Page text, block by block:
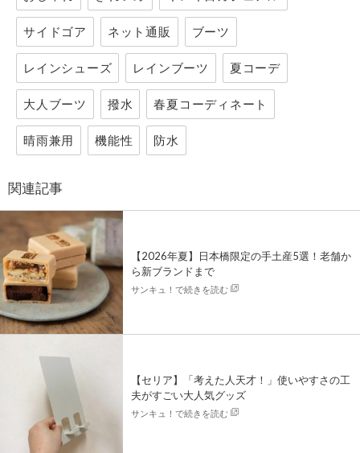
サイドゴア ネット通販 ブーツ
レインシューズ レインブーツ 夏コーデ
大人ブーツ 撥水 春夏コーディネート
晴雨兼用 機能性 防水
関連記事
【2026年夏】日本橋限定の手土産5選！老舗か
ら新ブランドまで
サンキュ！で続きを読む
【セリア】「考えた人天才！」使いやすさの工
夫がすごい大人気グッズ
サンキュ！で続きを読む